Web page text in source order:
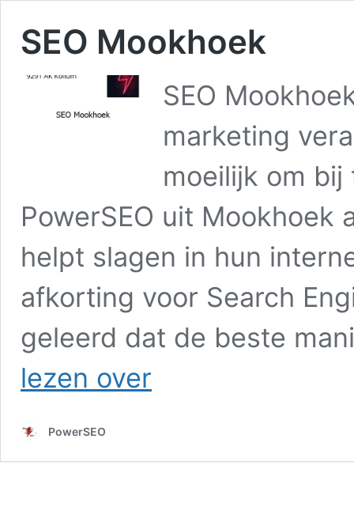
SEO Mookhoek
SEO
marketing
moeilijk om bij
PowerSEO uit Mookhoek
helpt slagen in hun
afkorting voor Search
geleerd dat de beste
lezen over
PowerSEO